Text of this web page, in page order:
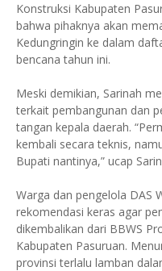
Konstruksi Kabupaten
bahwa pihaknya akan
Kedungringin ke dalam
bencana tahun ini.
Meski demikian, Sarinah
terkait pembangunan dan
tangan kepala daerah.
kembali secara teknis,
Bupati nantinya,” ucap
Warga dan pengelola DAS
rekomendasi keras agar
dikembalikan dari BBWS
Kabupaten Pasuruan.
provinsi terlalu lamban